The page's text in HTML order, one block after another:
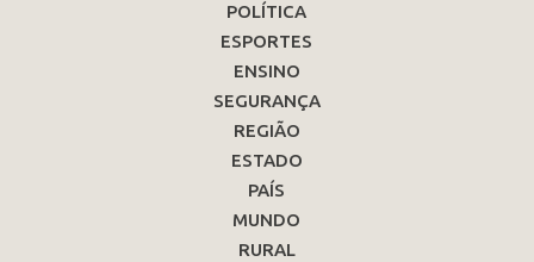
POLÍTICA
ESPORTES
ENSINO
SEGURANÇA
REGIÃO
ESTADO
PAÍS
MUNDO
RURAL